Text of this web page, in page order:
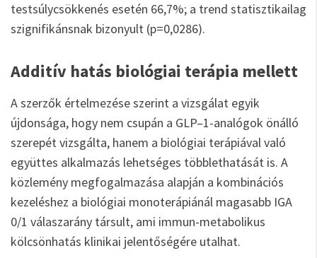
testsúlycsökkenés esetén 66,7%; a trend statisztikailag
szignifikánsnak bizonyult (p=0,0286).
Additív hatás biológiai terápia mellett
A szerzők értelmezése szerint a vizsgálat egyik
újdonsága, hogy nem csupán a GLP–1-analógok önálló
szerepét vizsgálta, hanem a biológiai terápiával való
együttes alkalmazás lehetséges többlethatását is. A
közlemény megfogalmazása alapján a kombinációs
kezeléshez a biológiai monoterápiánál magasabb IGA
0/1 válaszarány társult, ami immun-metabolikus
kölcsönhatás klinikai jelentőségére utalhat.